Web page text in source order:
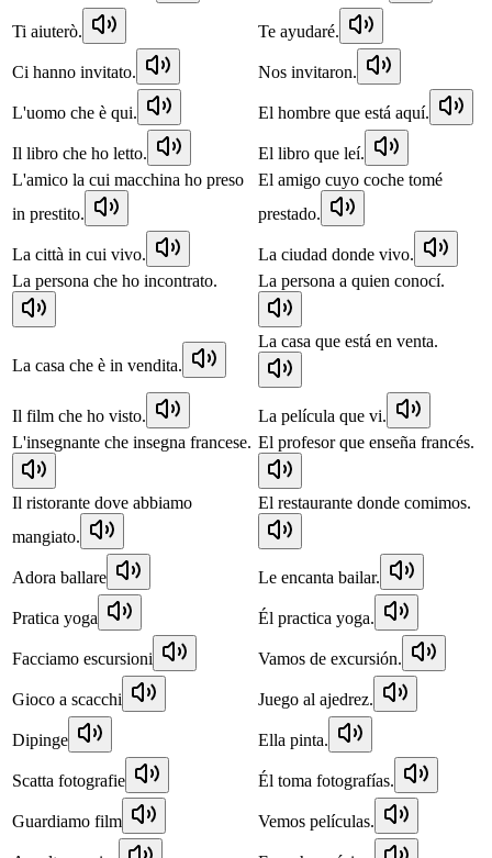
Ti aiuterò. Te ayudaré.
Ci hanno invitato. Nos invitaron.
L'uomo che è qui. El hombre que está aquí.
Il libro che ho letto.
El libro que leí.
L'amico la cui macchina ho preso
in prestito.
El amigo cuyo coche tomé
prestado.
La città in cui vivo.
La ciudad donde vivo.
La persona che ho incontrato.
La persona a quien conocí.
La casa che è in vendita.
La casa que está en venta.
Il film che ho visto.
La película que vi.
L'insegnante che insegna francese. El profesor que enseña francés.
Il ristorante dove abbiamo
mangiato.
El restaurante donde comimos.
Adora ballare Le encanta bailar.
Pratica yoga Él practica yoga.
Facciamo escursioni Vamos de excursión.
Gioco a scacchi Juego al ajedrez.
Dipinge Ella pinta.
Scatta fotografie Él toma fotografías.
Guardiamo film Vemos películas.